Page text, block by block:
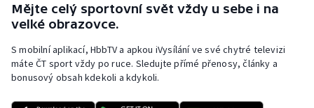
Short track
Sportovní střelba
Mějte celý sportovní svět vždy u sebe i na
velké obrazovce.
S mobilní aplikací, HbbTV a apkou iVysílání ve své chytré televizi
máte ČT sport vždy po ruce. Sledujte přímé přenosy, články a
bonusový obsah kdekoli a kdykoli.